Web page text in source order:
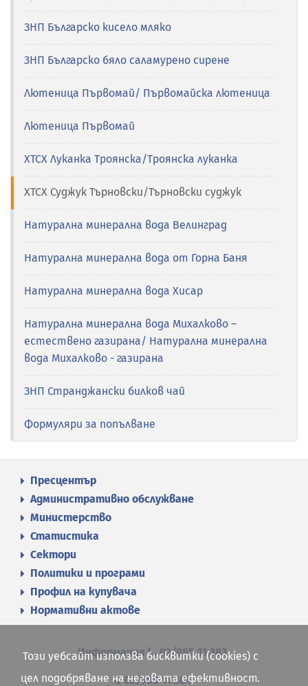
ЗНП Българско кисело мляко
ЗНП Българско бяло сaламурено сирене
Лютеница Първомай/ Първомайска лютеница
Лютеница Първомай
ХТСХ Луканка Троянска/Троянска луканка
ХТСХ Суджук Търновски/Търновски суджук
Натурална минерална вода Велинград
Натурална минерална вода от Горна Баня
Натурална минерална вода Хисар
Натурална минерална вода Михалково –
естествено газирана/ Натурална минерална
вода Михалково - газирана
ЗНП Странджански билков чай
Формуляри за попълване
Пресцентър
Административно обслужване
Министерство
Статистика
Сектори
Политики и програми
Профил на купувача
Нормативни актове
Информация 02/985 11 383
02/985 11 384
Този уебсайт използва бисквитки (cookies) с
цел подобряване на неговата ефективност.